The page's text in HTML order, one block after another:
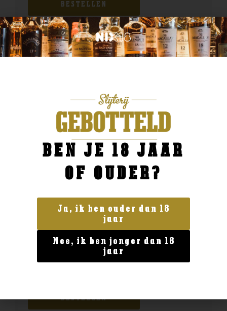
BESTELLEN
Geen categorie
Enate Gewurztraminer
BESTELLEN
BEN JE 18 JAAR
OF OUDER?
Ja, ik ben ouder dan 18
jaar
Nee, ik ben jonger dan 18
jaar